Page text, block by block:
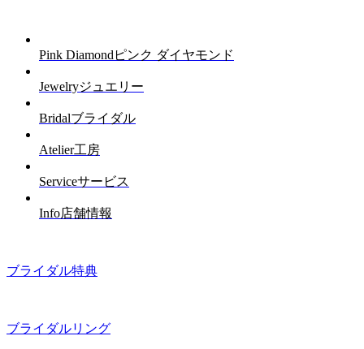
Pink Diamond ピンク ダイヤモンド
Jewelryジュエリー
Bridalブライダル
Atelier工房
Serviceサービス
Info店舗情報
ブライダル特典
ブライダルリング